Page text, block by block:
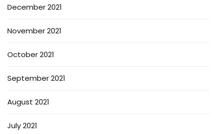
December 2021
November 2021
October 2021
September 2021
August 2021
July 2021